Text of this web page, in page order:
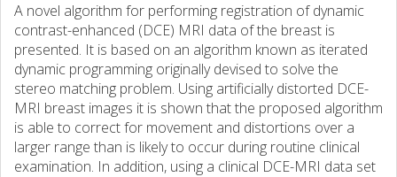
A novel algorithm for performing registration of dynamic
contrast-enhanced (DCE) MRI data of the breast is
presented. It is based on an algorithm known as iterated
dynamic programming originally devised to solve the
stereo matching problem. Using artificially distorted DCE-
MRI breast images it is shown that the proposed algorithm
is able to correct for movement and distortions over a
larger range than is likely to occur during routine clinical
examination. In addition, using a clinical DCE-MRI data set